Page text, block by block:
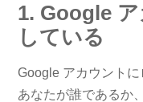
1. Google
している
Google アカウント
あなたが誰であるか